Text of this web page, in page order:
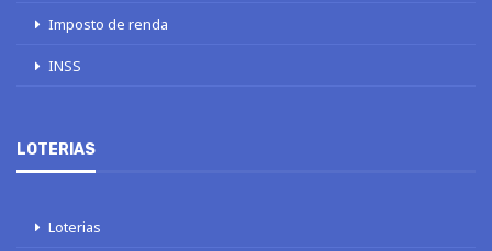
Imposto de renda
INSS
LOTERIAS
Loterias